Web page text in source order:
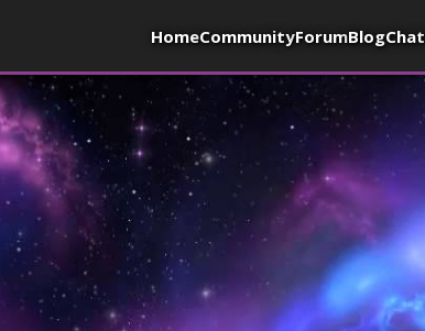
HomeCommunityForumBlogChat